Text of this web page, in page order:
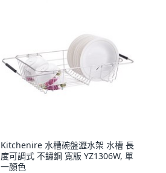
Kitchenire 水槽碗盤瀝水架 水槽 長
度可調式 不鏽鋼 寬版 YZ1306W, 單
一顏色